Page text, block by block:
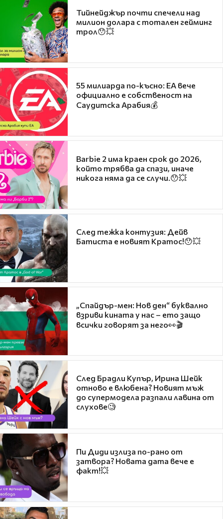
Тийнейджър почти спечели над
милион долара с тотален гейминг
трол😯💥
55 милиарда по-късно: EA вече
официално е собственост на
Саудитска Арабия💰
Barbie 2 има краен срок до 2026,
който трябва да спази, иначе
никога няма да се случи.😯💥
След тежка контузия: Дейв
Батиста е новият Кратос!😯💥
„Спайдър-мен: Нов ден“ буквално
взриви кината у нас – ето защо
всички говорят за него👀🎬
След Брадли Купър, Ирина Шейк
отново е влюбена? Новият мъж
до супермодела разпали лавина от
слухове🧐
Пи Диди излиза по-рано от
затвора? Новата дата вече е
факт!💥